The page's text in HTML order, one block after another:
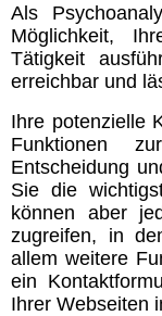
Als
Möglichkeit,
Tätigkeit
erreichbar und
Ihre potenzielle
Funktionen
Entscheidung
Sie die
können aber
zugreifen, in
allem weitere
ein
Ihrer Webseiten